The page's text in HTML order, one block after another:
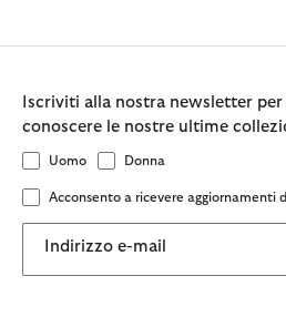
Iscriviti alla nostra newsletter
conoscere le nostre ultime
Uomo Donna
Acconsento a ricevere aggiornamenti
Indirizzo e-mail